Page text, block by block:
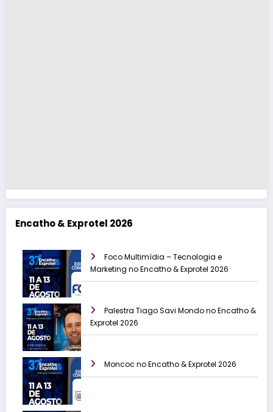
Encatho & Exprotel 2026
Foco Multimídia – Tecnologia e
Marketing no Encatho & Exprotel 2026
Palestra Tiago Savi Mondo no Encatho &
Exprotel 2026
Moncoc no Encatho & Exprotel 2026